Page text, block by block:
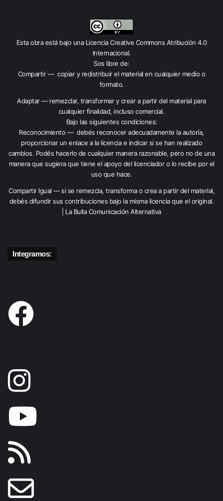
Esta obra está bajo una Licencia Creative Commons Atribución 4.0
Internacional.
Sos libre de:
Compartir — copiar y redistribuir el material en cualquier medio o
formato.
Adaptar — remezclar, transformar y crear a partir del material para
cualquier finalidad, incluso comercial.
Bajo las siguientes condiciones:
Reconocimiento — debés reconocer adecuadamente la autoría,
proporcionar un enlace a la licencia e indicar si se han realizado
cambios. Podés hacerlo de cualquier manera razonable, pero no de una
manera que sugiera que tiene el apoyo del licenciador o lo recibe por el
uso que hace.
Compartir Igual — si se remezcla, transforma o crea a partir del material,
debés difundir sus contribuciones bajo la misma licencia que el original.
| La Bulla Comunicación Alternativa
Integramos: